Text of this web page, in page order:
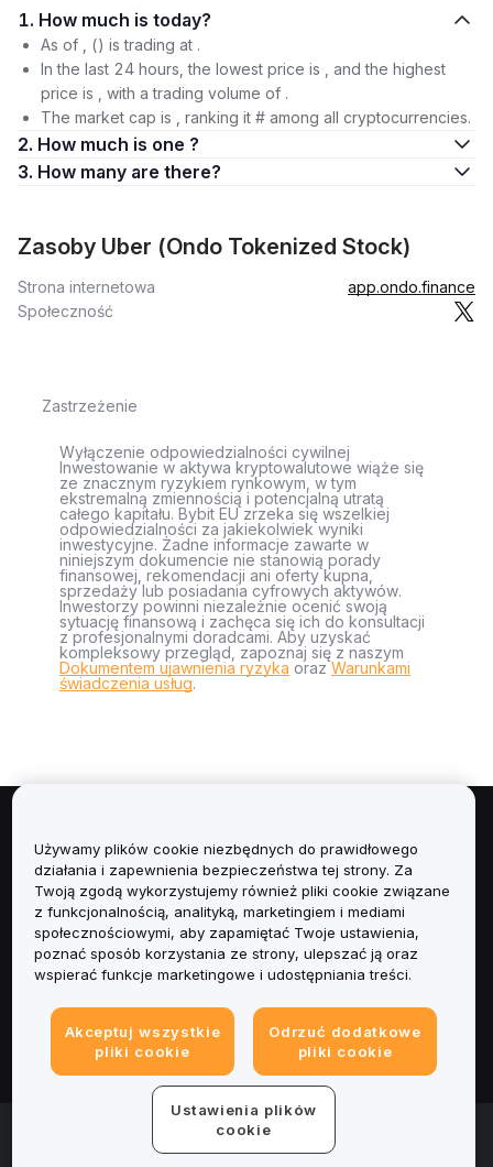
1. How much is today?
As of , () is trading at .
In the last 24 hours, the lowest price is , and the highest
price is , with a trading volume of .
The market cap is , ranking it # among all cryptocurrencies.
2. How much is one ?
3. How many are there?
Zasoby Uber (Ondo Tokenized Stock)
Strona internetowa
app.ondo.finance
Społeczność
Zastrzeżenie
Wyłączenie odpowiedzialności cywilnej
Inwestowanie w aktywa kryptowalutowe wiąże się
ze znacznym ryzykiem rynkowym, w tym
ekstremalną zmiennością i potencjalną utratą
całego kapitału. Bybit EU zrzeka się wszelkiej
odpowiedzialności za jakiekolwiek wyniki
inwestycyjne. Żadne informacje zawarte w
niniejszym dokumencie nie stanowią porady
finansowej, rekomendacji ani oferty kupna,
sprzedaży lub posiadania cyfrowych aktywów.
Inwestorzy powinni niezależnie ocenić swoją
sytuację finansową i zachęca się ich do konsultacji
z profesjonalnymi doradcami. Aby uzyskać
kompleksowy przegląd, zapoznaj się z naszym
Dokumentem ujawnienia ryzyka orazWarunkami
świadczenia usług.
Informacje
Usługi
Obsługa Klienta
Informacje prawne
© 2025-2026 Bybit.eu. All rights reserved.
Używamy plików cookie niezbędnych do prawidłowego
działania i zapewnienia bezpieczeństwa tej strony. Za
Twoją zgodą wykorzystujemy również pliki cookie związane
z funkcjonalnością, analityką, marketingiem i mediami
społecznościowymi, aby zapamiętać Twoje ustawienia,
poznać sposób korzystania ze strony, ulepszać ją oraz
wspierać funkcje marketingowe i udostępniania treści.
Akceptuj wszystkie
pliki cookie
Odrzuć dodatkowe
pliki cookie
Ustawienia plików
cookie